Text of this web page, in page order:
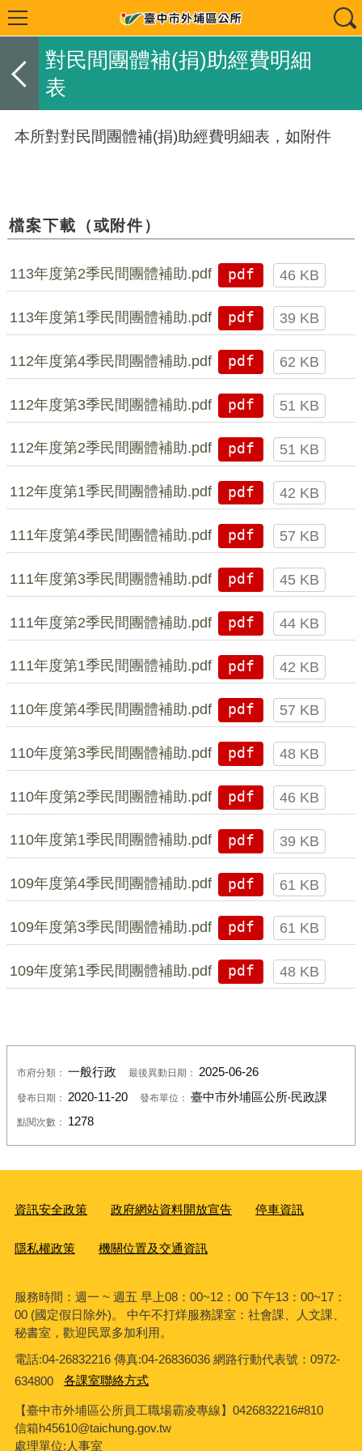
對民間團體補(捐)助經費明細
表
本所對對民間團體補(捐)助經費明細表，如附件
檔案下載（或附件）
113年度第2季民間團體補助.pdf pdf 46 KB
113年度第1季民間團體補助.pdf pdf 39 KB
112年度第4季民間團體補助.pdf pdf 62 KB
112年度第3季民間團體補助.pdf pdf 51 KB
112年度第2季民間團體補助.pdf pdf 51 KB
112年度第1季民間團體補助.pdf pdf 42 KB
111年度第4季民間團體補助.pdf pdf 57 KB
111年度第3季民間團體補助.pdf pdf 45 KB
111年度第2季民間團體補助.pdf pdf 44 KB
111年度第1季民間團體補助.pdf pdf 42 KB
110年度第4季民間團體補助.pdf pdf 57 KB
110年度第3季民間團體補助.pdf pdf 48 KB
110年度第2季民間團體補助.pdf pdf 46 KB
110年度第1季民間團體補助.pdf pdf 39 KB
109年度第4季民間團體補助.pdf pdf 61 KB
109年度第3季民間團體補助.pdf pdf 61 KB
109年度第1季民間團體補助.pdf pdf 48 KB
市府分類： 一般行政 最後異動日期： 2025-06-26
發布日期： 2020-11-20 發布單位： 臺中市外埔區公所‧民政課
點閱次數： 1278
資訊安全政策 政府網站資料開放宣告 停車資訊
隱私權政策 機關位置及交通資訊
服務時間：週一 ~ 週五 早上08：00~12：00 下午13：00~17：
00 (國定假日除外)。 中午不打烊服務課室：社會課、人文課、
秘書室，歡迎民眾多加利用。
電話:04-26832216 傳真:04-26836036 網路行動代表號：0972-
634800
各課室聯絡方式
【臺中市外埔區公所員工職場霸凌專線】0426832216#810
信箱h45610@taichung.gov.tw
處理單位:人事室